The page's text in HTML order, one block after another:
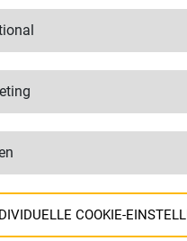
COOKIE-